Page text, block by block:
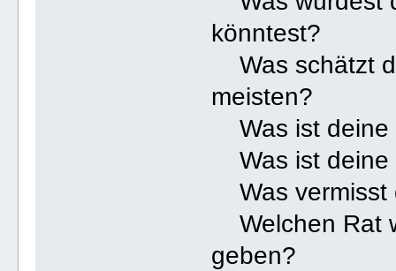
könntest?
Was schätzt
meisten?
Was ist deine
Was ist deine
Was vermisst
Welchen Rat
geben?